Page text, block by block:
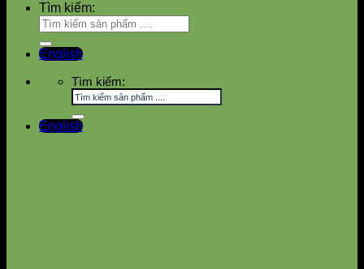
Tìm kiếm:
English
Tìm kiếm:
English